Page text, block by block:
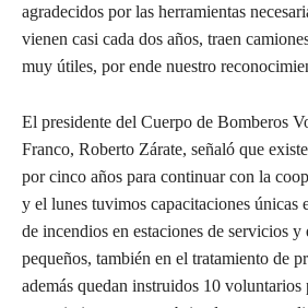
agradecidos por las herramientas
vienen casi cada dos años, traen
muy útiles, por ende nuestro
El presidente del Cuerpo de Bomberos
Franco, Roberto Zárate, señaló que
por cinco años para continuar con la
y el lunes tuvimos capacitaciones únicas
de incendios en estaciones de servicios y
pequeños, también en el tratamiento de
además quedan instruidos 10 voluntarios